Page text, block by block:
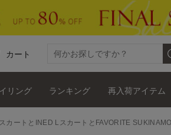
カート
リング ランキング 再入荷アイテム
カートとINED LスカートとFAVORITE